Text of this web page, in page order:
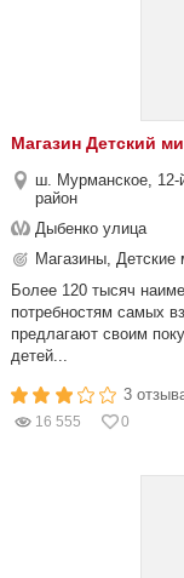
Магазин Детский
ш. Мурманское, 12-
район
Дыбенко улица
Магазины, Детские
Более 120 тысяч
потребностям самых
предлагают своим
детей...
3
16 555 0